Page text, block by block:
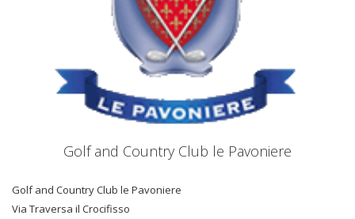
Golf and Country Club le Pavoniere
Golf and Country Club le Pavoniere
Via Traversa il Crocifisso